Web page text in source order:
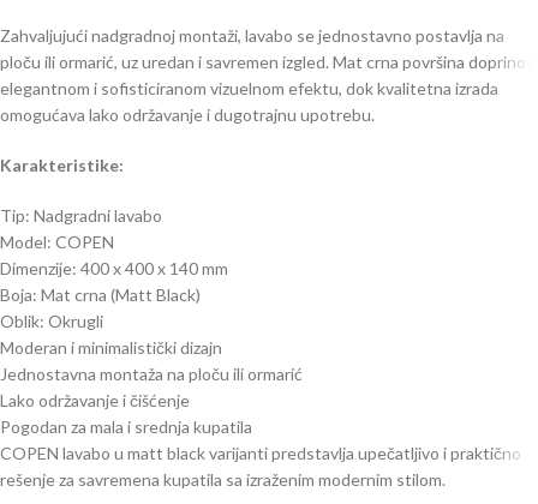
Zahvaljujući nadgradnoj montaži, lavabo se jednostavno postavlja na
ploču ili ormarić, uz uredan i savremen izgled. Mat crna površina doprinosi
elegantnom i sofisticiranom vizuelnom efektu, dok kvalitetna izrada
omogućava lako održavanje i dugotrajnu upotrebu.
Karakteristike:
Tip: Nadgradni lavabo
Model: COPEN
Dimenzije: 400 x 400 x 140 mm
Boja: Mat crna (Matt Black)
Oblik: Okrugli
Moderan i minimalistički dizajn
Jednostavna montaža na ploču ili ormarić
Lako održavanje i čišćenje
Pogodan za mala i srednja kupatila
COPEN lavabo u matt black varijanti predstavlja upečatljivo i praktično
rešenje za savremena kupatila sa izraženim modernim stilom.